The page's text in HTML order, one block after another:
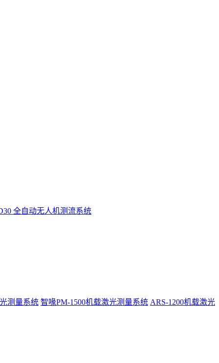
全自动无人机测流系统
测量系统 智喙PM-1500机载激光测量系统 ARS-1200机载激光